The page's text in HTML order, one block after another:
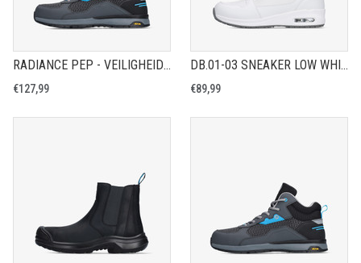
RADIANCE PEP - VEILIGHEIDSSCHOEN S3S
€127,99
DB.01-03 SNEAKER LOW WHITE
€89,99